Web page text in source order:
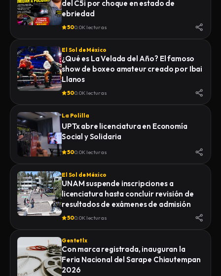
del C5i por choque en estado de
ebriedad
500.0K lecturas
El Sol de México
¿Qué es La Velada del Año? El famoso
show de boxeo amateur creado por Ibai
Llanos
500.0K lecturas
La Polilla
UPTx abre licenciatura en Economía
Social y Solidaria
500.0K lecturas
El Sol de México
UNAM suspende inscripciones a
licenciatura hasta concluir revisión de
resultados de exámenes de admisión
500.0K lecturas
Gentetlx
Con marca registrada, inauguran la
Feria Nacional del Sarape Chiautempan
2026